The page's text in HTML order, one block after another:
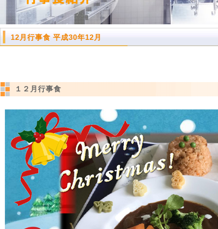
12月行事食 平成30年12月
１２月行事食